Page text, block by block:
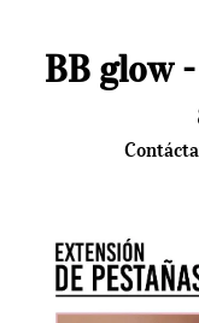
BB glow